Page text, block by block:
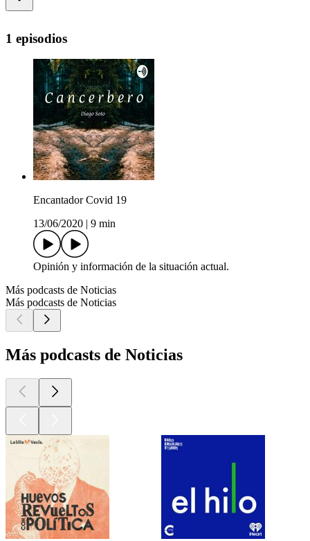
1 episodios
Encantador Covid 19
13/06/2020
9 min
Opinión y información de la situación actual.
Más podcasts de Noticias
Más podcasts de Noticias
Más podcasts de Noticias